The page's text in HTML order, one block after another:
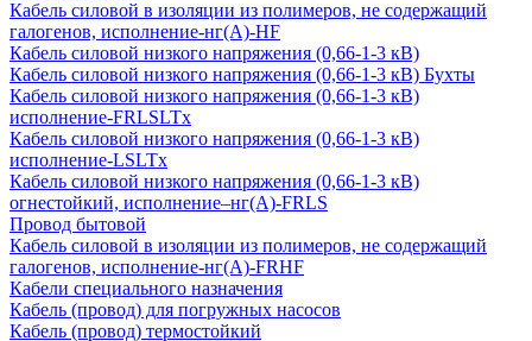
Кабель силовой в изоляции из полимеров, не содержащий
галогенов, исполнение-нг(А)-HF
Кабель силовой низкого напряжения (0,66-1-3 кВ)
Кабель силовой низкого напряжения (0,66-1-3 кВ) Бухты
Кабель силовой низкого напряжения (0,66-1-3 кВ)
исполнение-FRLSLTx
Кабель силовой низкого напряжения (0,66-1-3 кВ)
исполнение-LSLTx
Кабель силовой низкого напряжения (0,66-1-3 кВ)
огнестойкий, исполнение–нг(А)-FRLS
Провод бытовой
Кабель силовой в изоляции из полимеров, не содержащий
галогенов, исполнение-нг(А)-FRHF
Кабели специального назначения
Кабель (провод) для погружных насосов
Кабель (провод) термостойкий